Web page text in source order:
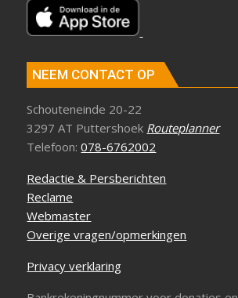
NEEM CONTACT OP
Schouteneinde 20-22
3297 AT Puttershoek Routeplanner
Telefoon:078-6762002
Redactie & Persberichten
Reclame
Webmaster
Overige vragen/opmerkingen
Privacy verklaring